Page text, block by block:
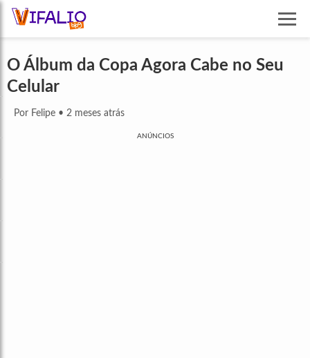
O Álbum da Copa Agora Cabe no Seu
Celular
Por Felipe • 2 meses atrás
ANÚNCIOS